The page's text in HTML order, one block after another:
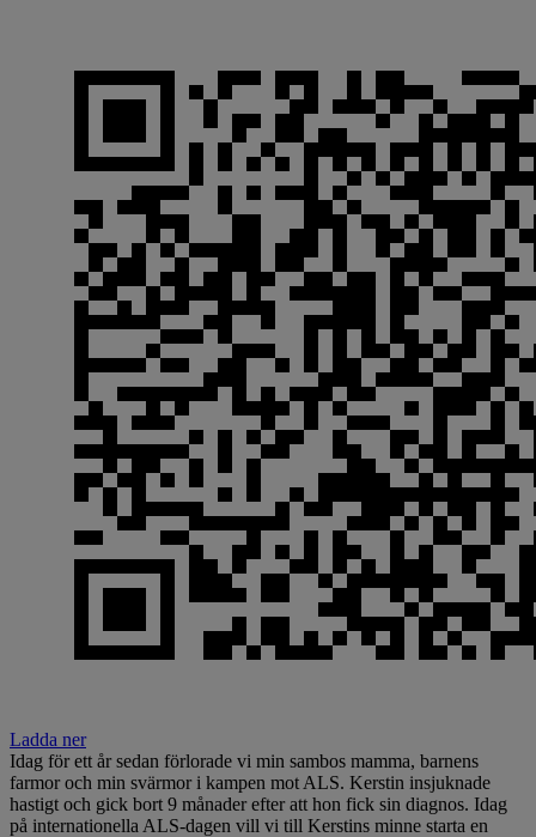
Ladda ner
Idag för ett år sedan förlorade vi min sambos mamma, barnens
farmor och min svärmor i kampen mot ALS. Kerstin insjuknade
hastigt och gick bort 9 månader efter att hon fick sin diagnos. Idag
på internationella ALS-dagen vill vi till Kerstins minne starta en